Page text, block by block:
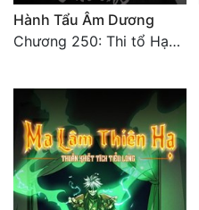
Hành Tẩu Âm Dương
Chương 250: Thi tổ Hạn Bạt